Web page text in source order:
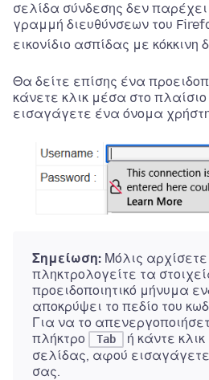
σελίδα σύνδεσης δεν
γραμμή διευθύνσεων του
εικονίδιο ασπίδας με κόκκινη
Θα δείτε επίσης ένα
κάνετε κλικ μέσα στο
εισαγάγετε ένα όνομα
Σημείωση: Μόλις
πληκτρολογείτε τα
προειδοποιητικό μήνυμα
αποκρύψει το πεδίο του
Για να το
πλήκτρο
Tab
ή κάντε
σελίδας, αφού
σας.